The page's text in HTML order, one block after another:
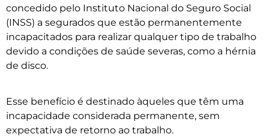
concedido pelo Instituto Nacional do Seguro Social
(INSS) a segurados que estão permanentemente
incapacitados para realizar qualquer tipo de trabalho
devido a condições de saúde severas, como a hérnia
de disco.
Esse benefício é destinado àqueles que têm uma
incapacidade considerada permanente, sem
expectativa de retorno ao trabalho.